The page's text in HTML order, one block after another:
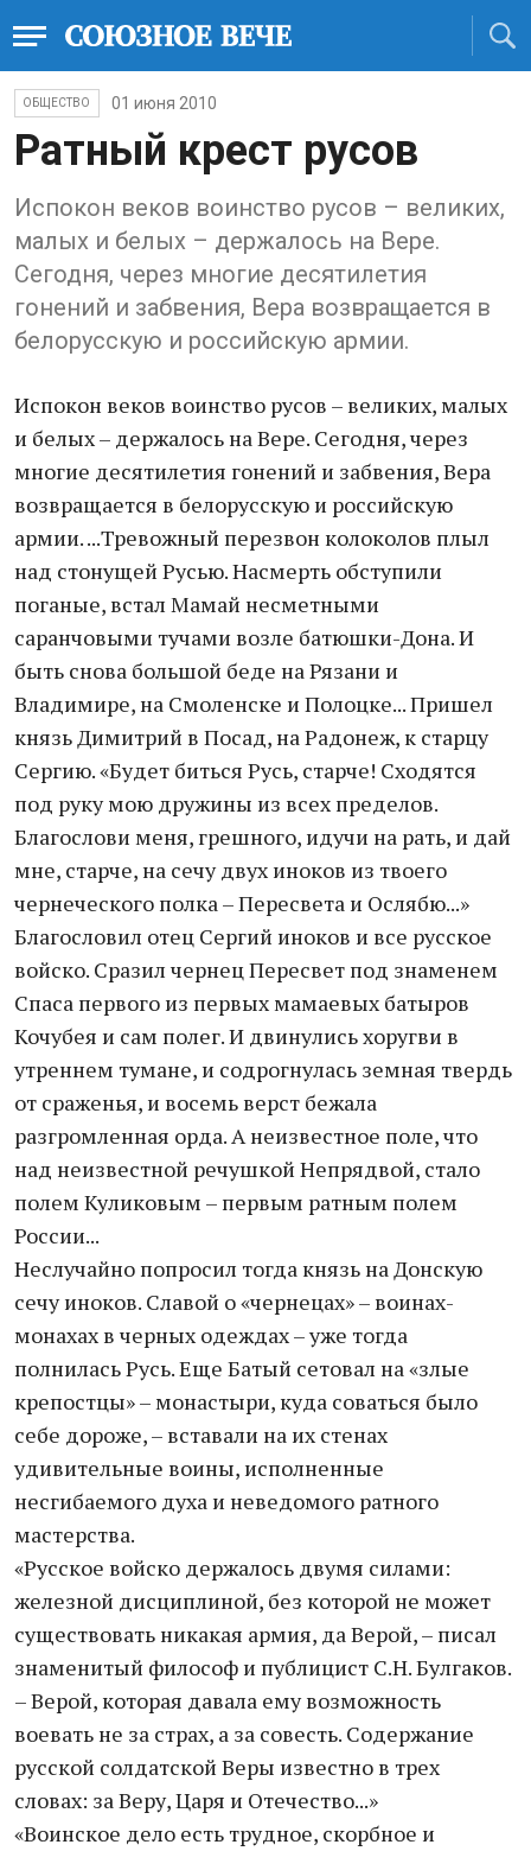
ОБЩЕСТВО 01 июня 2010
Ратный крест русов
Испокон веков воинство русов – великих,
малых и белых – держалось на Вере.
Сегодня, через многие десятилетия
гонений и забвения, Вера возвращается в
белорусскую и российскую армии.
Испокон веков воинство русов – великих, малых
и белых – держалось на Вере. Сегодня, через
многие десятилетия гонений и забвения, Вера
возвращается в белорусскую и российскую
армии. ...Тревожный перезвон колоколов плыл
над стонущей Русью. Насмерть обступили
поганые, встал Мамай несметными
саранчовыми тучами возле батюшки-Дона. И
быть снова большой беде на Рязани и
Владимире, на Смоленске и Полоцке... Пришел
князь Димитрий в Посад, на Радонеж, к старцу
Сергию. «Будет биться Русь, старче! Сходятся
под руку мою дружины из всех пределов.
Благослови меня, грешного, идучи на рать, и дай
мне, старче, на сечу двух иноков из твоего
чернеческого полка – Пересвета и Ослябю...»
Благословил отец Сергий иноков и все русское
войско. Сразил чернец Пересвет под знаменем
Спаса первого из первых мамаевых батыров
Кочубея и сам полег. И двинулись хоругви в
утреннем тумане, и содрогнулась земная твердь
от сраженья, и восемь верст бежала
разгромленная орда. А неизвестное поле, что
над неизвестной речушкой Непрядвой, стало
полем Куликовым – первым ратным полем
России...
Неслучайно попросил тогда князь на Донскую
сечу иноков. Славой о «чернецах» – воинах-
монахах в черных одеждах – уже тогда
полнилась Русь. Еще Батый сетовал на «злые
крепостцы» – монастыри, куда соваться было
себе дороже, – вставали на их стенах
удивительные воины, исполненные
несгибаемого духа и неведомого ратного
мастерства.
«Русское войско держалось двумя силами:
железной дисциплиной, без которой не может
существовать никакая армия, да Верой, – писал
знаменитый философ и публицист С.Н. Булгаков.
– Верой, которая давала ему возможность
воевать не за страх, а за совесть. Содержание
русской солдатской Веры известно в трех
словах: за Веру, Царя и Отечество...»
«Воинское дело есть трудное, скорбное и